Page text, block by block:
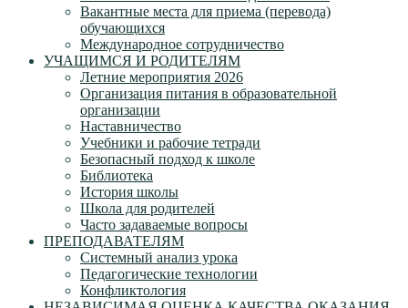
Вакантные места для приема (перевода)
обучающихся
Международное сотрудничество
УЧАЩИМСЯ И РОДИТЕЛЯМ
Летние мероприятия 2026
Организация питания в образовательной
организации
Наставничество
Учебники и рабочие тетради
Безопасный подход к школе
Библиотека
История школы
Школа для родителей
Часто задаваемые вопросы
ПРЕПОДАВАТЕЛЯМ
Системный анализ урока
Педагогические технологии
Конфликтология